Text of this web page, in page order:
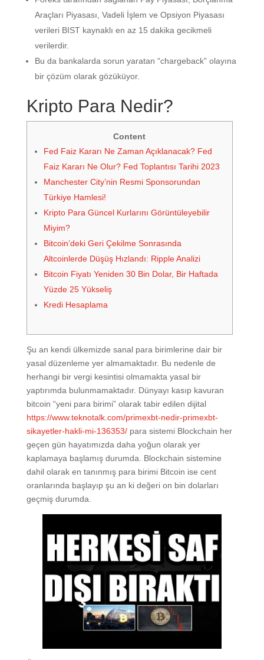
Araçları Piyasası, Vadeli İşlem ve Opsiyon Piyasası
verileri BIST kaynaklı en az 15 dakika gecikmeli
verilerdir.
Bu da bankalarda sorun yaratan “chargeback” olayına
bir çözüm olarak gözüküyor.
Kripto Para Nedir?
Content
Fed Faiz Kararı Ne Zaman Açıklanacak? Fed
Faiz Kararı Ne Olur? Fed Toplantısı Tarihi 2023
Manchester City’nin Resmi Sponsorundan
Türkiye Hamlesi!
Kripto Para Güncel Kurlarını Görüntüleyebilir
Miyim?
Bitcoin’deki Geri Çekilme Sonrasında
Altcoinlerde Düşüş Hızlandı: Ripple Analizi
Bitcoin Fiyatı Yeniden 30 Bin Dolar, Bir Haftada
Yüzde 25 Yükseliş
Kredi Hesaplama
Şu an kendi ülkemizde sanal para birimlerine dair bir
yasal düzenleme yer almamaktadır. Bu nedenle de
herhangi bir vergi kesintisi olmamakta yasal bir
yaptırımda bulunmamaktadır. Dünyayı kasıp kavuran
bitcoin “yeni para birimi” olarak tabir edilen dijital
https://www.teknotalk.com/primexbt-nedir-primexbt-
sikayetler-hakli-mi-136353/para sistemi Blockchain her
geçen gün hayatımızda daha yoğun olarak yer
kaplamaya başlamış durumda. Blockchain sistemine
dahil olarak en tanınmış para birimi Bitcoin ise cent
oranlarında başlayıp şu an ki değeri on bin dolarları
geçmiş durumda.